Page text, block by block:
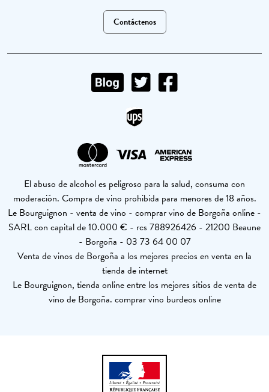
Contáctenos
El abuso de alcohol es peligroso para la salud, consuma con
moderación. Compra de vino prohibida para menores de 18 años.
Le Bourguignon - venta de vino - comprar vino de Borgoña online -
SARL con capital de 10.000 € - rcs 788926426 - 21200 Beaune
- Borgoña - 03 73 64 00 07
Venta de vinos de Borgoña a los mejores precios en venta en la
tienda de internet
Le Bourguignon, tienda online entre los mejores sitios de venta de
vino de Borgoña. comprar vino burdeos online